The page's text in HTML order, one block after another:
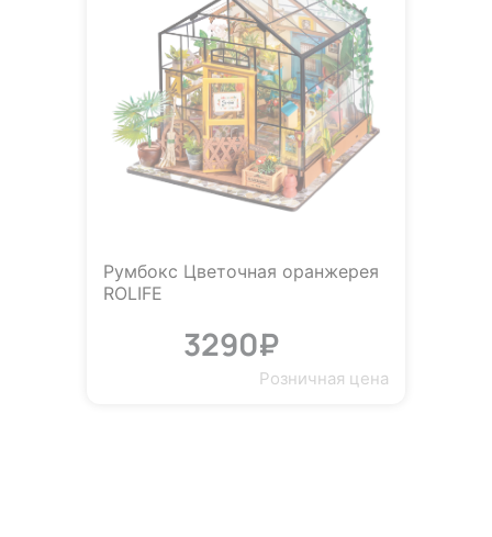
Румбокс Цветочная оранжерея
ROLIFE
3290₽
Розничная цена